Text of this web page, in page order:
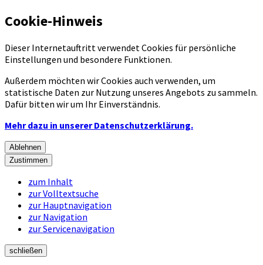
Cookie-Hinweis
Dieser Internetauftritt verwendet Cookies für persönliche
Einstellungen und besondere Funktionen.
Außerdem möchten wir Cookies auch verwenden, um
statistische Daten zur Nutzung unseres Angebots zu sammeln.
Dafür bitten wir um Ihr Einverständnis.
Mehr dazu in unserer Datenschutzerklärung.
Ablehnen
Zustimmen
zum Inhalt
zur Volltextsuche
zur Hauptnavigation
zur Navigation
zur Servicenavigation
schließen